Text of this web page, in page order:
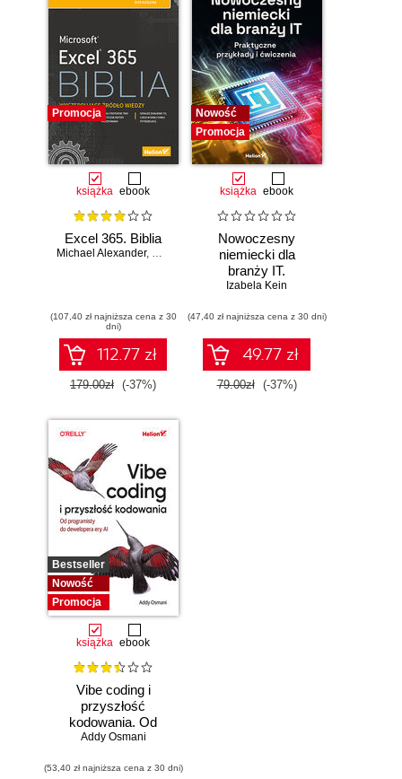
Promocja
książka ebook
Excel 365. Biblia
Michael Alexander, Dick Kusleika
(107,40 zł najniższa cena z 30
dni)
112.77 zł
179.00zł (-37%)
Nowość
Promocja
książka ebook
Nowoczesny
niemiecki dla
branży IT.
Praktyczne
ćwiczenia
Izabela Kein
(47,40 zł najniższa cena z 30 dni)
49.77 zł
79.00zł (-37%)
Bestseller
Nowość
Promocja
książka ebook
Vibe coding i
przyszłość
kodowania. Od
programisty do
Addy Osmani
(53,40 zł najniższa cena z 30 dni)